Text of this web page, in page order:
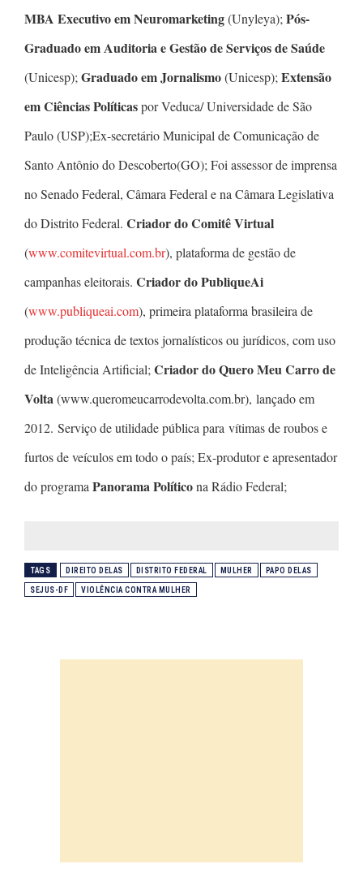
MBA Executivo em Neuromarketing(Unyleya); Pós-
Graduado em Auditoria e Gestão de Serviços de Saúde
(Unicesp); Graduado em Jornalismo(Unicesp); Extensão
em Ciências Políticaspor Veduca/ Universidade de São
Paulo (USP);Ex-secretário Municipal de Comunicação de
Santo Antônio do Descoberto(GO); Foi assessor de imprensa
no Senado Federal, Câmara Federal e na Câmara Legislativa
do Distrito Federal. Criador do Comitê Virtual
(www.comitevirtual.com.br), plataforma de gestão de
campanhas eleitorais. Criador do PubliqueAi
(www.publiqueai.com), primeira plataforma brasileira de
produção técnica de textos jornalísticos ou jurídicos, com uso
de Inteligência Artificial; Criador do Quero Meu Carro de
Volta(www.queromeucarrodevolta.com.br), lançado em
2012. Serviço de utilidade pública para vítimas de roubos e
furtos de veículos em todo o país; Ex-produtor e apresentador
do programa Panorama Políticona Rádio Federal;
TAGS DIREITO DELAS DISTRITO FEDERAL MULHER PAPO DELAS
SEJUS-DF VIOLÊNCIA CONTRA MULHER